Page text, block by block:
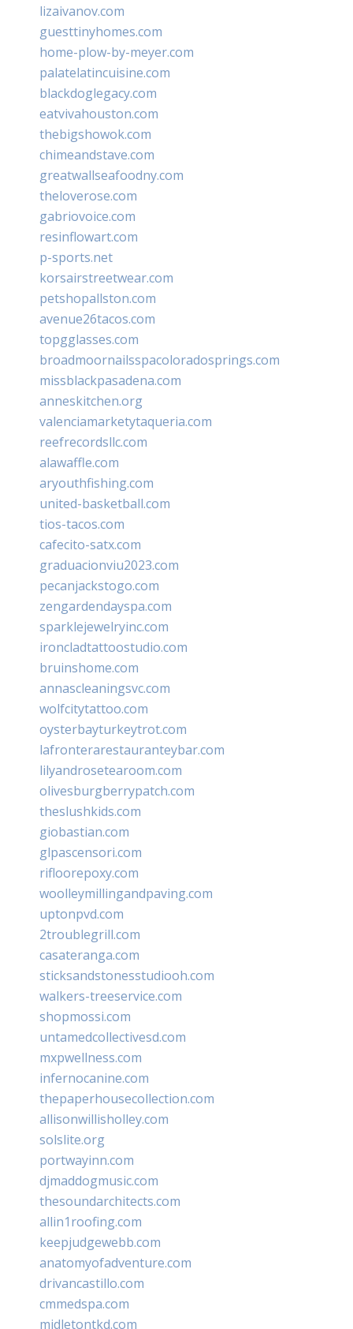
lizaivanov.com
guesttinyhomes.com
home-plow-by-meyer.com
palatelatincuisine.com
blackdoglegacy.com
eatvivahouston.com
thebigshowok.com
chimeandstave.com
greatwallseafoodny.com
theloverose.com
gabriovoice.com
resinflowart.com
p-sports.net
korsairstreetwear.com
petshopallston.com
avenue26tacos.com
topgglasses.com
broadmoornailsspacoloradosprings.com
missblackpasadena.com
anneskitchen.org
valenciamarketytaqueria.com
reefrecordsllc.com
alawaffle.com
aryouthfishing.com
united-basketball.com
tios-tacos.com
cafecito-satx.com
graduacionviu2023.com
pecanjackstogo.com
zengardendayspa.com
sparklejewelryinc.com
ironcladtattoostudio.com
bruinshome.com
annascleaningsvc.com
wolfcitytattoo.com
oysterbayturkeytrot.com
lafronterarestauranteybar.com
lilyandrosetearoom.com
olivesburgberrypatch.com
theslushkids.com
giobastian.com
glpascensori.com
rifloorepoxy.com
woolleymillingandpaving.com
uptonpvd.com
2troublegrill.com
casateranga.com
sticksandstonesstudiooh.com
walkers-treeservice.com
shopmossi.com
untamedcollectivesd.com
mxpwellness.com
infernocanine.com
thepaperhousecollection.com
allisonwillisholley.com
solslite.org
portwayinn.com
djmaddogmusic.com
thesoundarchitects.com
allin1roofing.com
keepjudgewebb.com
anatomyofadventure.com
drivancastillo.com
cmmedspa.com
midletontkd.com